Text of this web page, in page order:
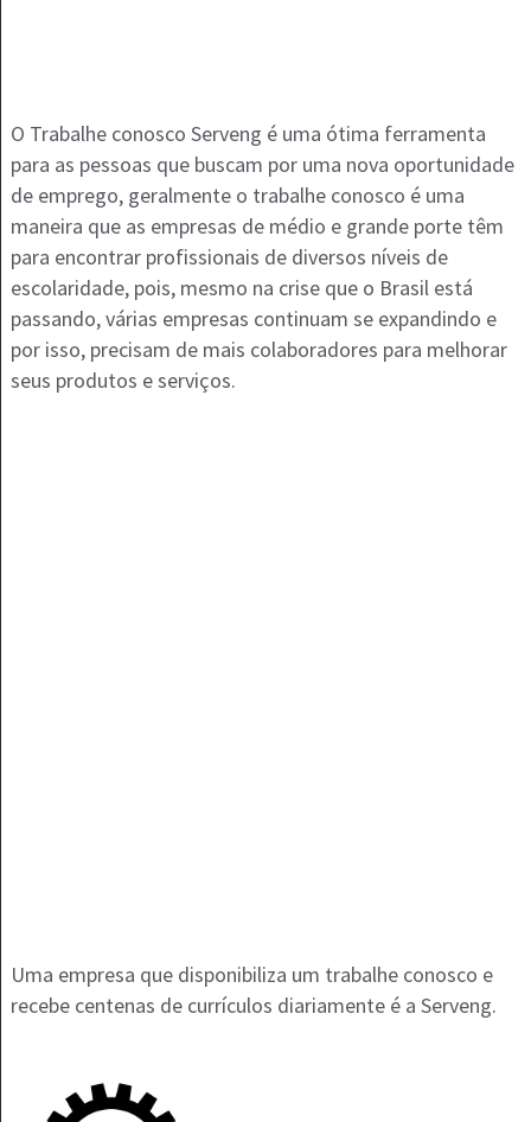
O Trabalhe conosco Serveng é uma ótima ferramenta
para as pessoas que buscam por uma nova oportunidade
de emprego, geralmente o trabalhe conosco é uma
maneira que as empresas de médio e grande porte têm
para encontrar profissionais de diversos níveis de
escolaridade, pois, mesmo na crise que o Brasil está
passando, várias empresas continuam se expandindo e
por isso, precisam de mais colaboradores para melhorar
seus produtos e serviços.
Uma empresa que disponibiliza um trabalhe conosco e
recebe centenas de currículos diariamente é a Serveng.